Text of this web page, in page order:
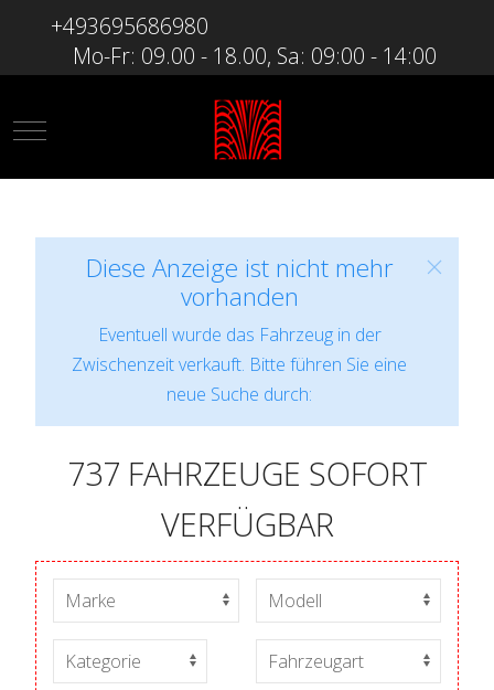
+493695686980
Mo-Fr: 09.00 - 18.00, Sa: 09:00 - 14:00
Mobile Menu Toggle
Diese Anzeige ist nicht mehr
vorhanden
Eventuell wurde das Fahrzeug in der
Zwischenzeit verkauft. Bitte führen Sie eine
neue Suche durch:
737 FAHRZEUGE SOFORT
VERFÜGBAR